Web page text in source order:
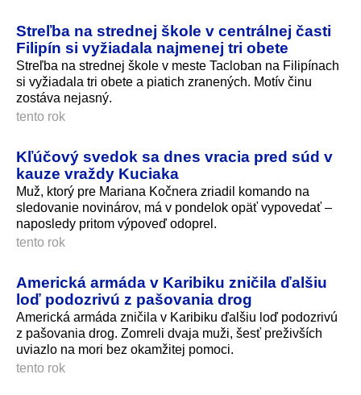
Streľba na strednej škole v centrálnej časti
Filipín si vyžiadala najmenej tri obete
Streľba na strednej škole v meste Tacloban na Filipínach
si vyžiadala tri obete a piatich zranených. Motív činu
zostáva nejasný.
tento rok
Kľúčový svedok sa dnes vracia pred súd v
kauze vraždy Kuciaka
Muž, ktorý pre Mariana Kočnera zriadil komando na
sledovanie novinárov, má v pondelok opäť vypovedať –
naposledy pritom výpoveď odoprel.
tento rok
Americká armáda v Karibiku zničila ďalšiu
loď podozrivú z pašovania drog
Americká armáda zničila v Karibiku ďalšiu loď podozrivú
z pašovania drog. Zomreli dvaja muži, šesť preživších
uviazlo na mori bez okamžitej pomoci.
tento rok